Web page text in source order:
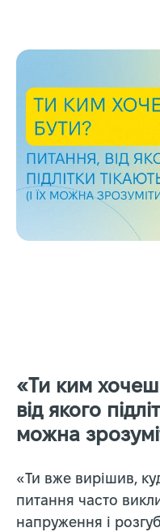
«Ти ким
від якого
можна
«Ти вже вирішив,
питання часто
напруження і